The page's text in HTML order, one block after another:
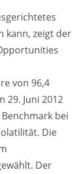
kann, zeigt der
von 96,4
29. Juni 2012
bei
Die
Der